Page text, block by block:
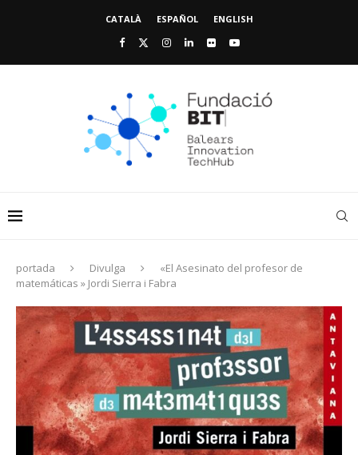
CATALÀ ESPAÑOL ENGLISH
portada Divulga
«El Asesinato del profesor de
matemáticas » Jordi Sierra i Fabra